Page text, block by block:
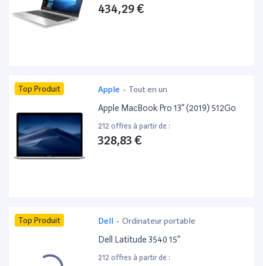
434,29 €
Top Produit Apple - Tout en un
Apple MacBook Pro 13” (2019) 512Go
212 offres à partir de :
328,83 €
Top Produit Dell - Ordinateur portable
Dell Latitude 3540 15”
212 offres à partir de :